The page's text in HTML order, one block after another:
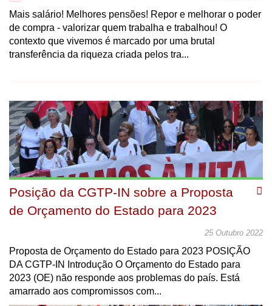
Mais salário! Melhores pensões! Repor e melhorar o poder
de compra - valorizar quem trabalha e trabalhou! O
contexto que vivemos é marcado por uma brutal
transferência da riqueza criada pelos tra...
Posição da CGTP-IN sobre a Proposta
de Orçamento do Estado para 2023
25 Outubro 2022
Proposta de Orçamento do Estado para 2023 POSIÇÃO
DA CGTP-IN Introdução O Orçamento do Estado para
2023 (OE) não responde aos problemas do país. Está
amarrado aos compromissos com...